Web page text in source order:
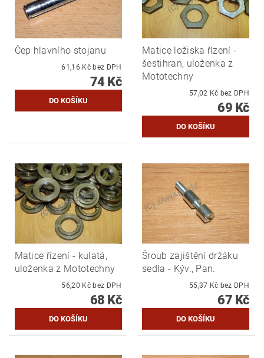
Čep hlavního stojanu
61,16 Kč bez DPH
74 Kč
Matice ložiska řízení -
šestihran, uloženka z
Mototechny
57,02 Kč bez DPH
69 Kč
Matice řízení - kulatá,
uloženka z Mototechny
56,20 Kč bez DPH
68 Kč
Šroub zajištění držáku
sedla - Kýv., Pan.
55,37 Kč bez DPH
67 Kč